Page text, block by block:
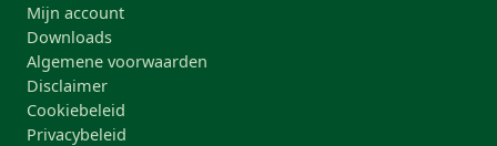
Mijn account
Downloads
Algemene voorwaarden
Disclaimer
Cookiebeleid
Privacybeleid